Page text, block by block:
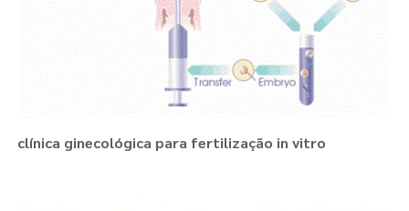
clínica ginecológica para fertilização in vitro